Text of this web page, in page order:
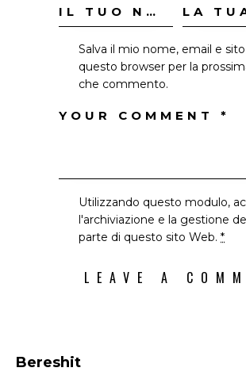
Salva il mio nome, email e
questo browser per la
che commento.
Utilizzando questo modulo,
l'archiviazione e la gestione
parte di questo sito Web.*
Bereshit